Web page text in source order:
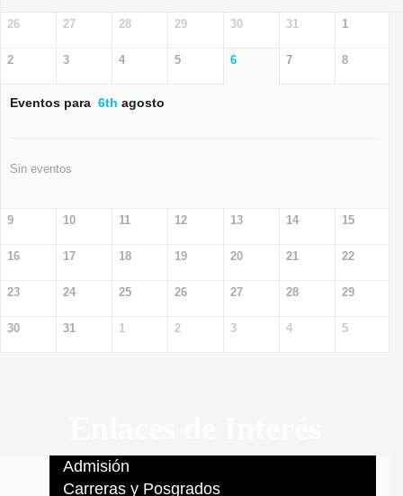
26 27 28 29 30 31 1
2 3 4 5 6 7 8
Eventos para 6th agosto
Sin eventos
9 10 11 12 13 14 15
16 17 18 19 20 21 22
23 24 25 26 27 28 29
30 31 1 2 3 4 5
Admisión
Carreras y Posgrados